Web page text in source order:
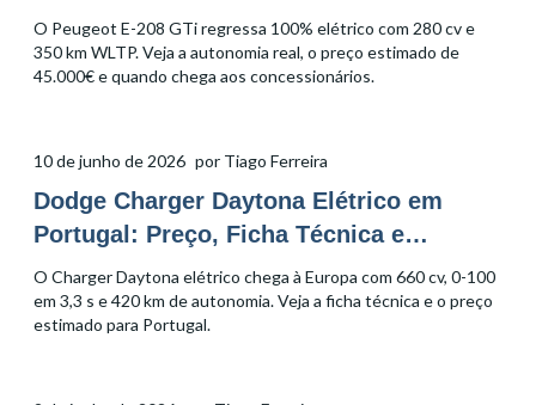
O Peugeot E-208 GTi regressa 100% elétrico com 280 cv e
350 km WLTP. Veja a autonomia real, o preço estimado de
45.000€ e quando chega aos concessionários.
10 de junho de 2026 por Tiago Ferreira
Dodge Charger Daytona Elétrico em
Portugal: Preço, Ficha Técnica e
Autonomia
O Charger Daytona elétrico chega à Europa com 660 cv, 0-100
em 3,3 s e 420 km de autonomia. Veja a ficha técnica e o preço
estimado para Portugal.